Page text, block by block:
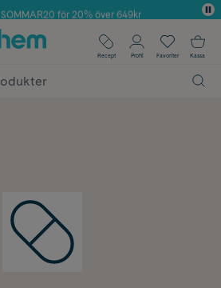
2025 inom Skönhet
för 20% över 649kr
✓ Fri frakt
Poäng på alla köp*
Recept Profil Favoriter Kassa